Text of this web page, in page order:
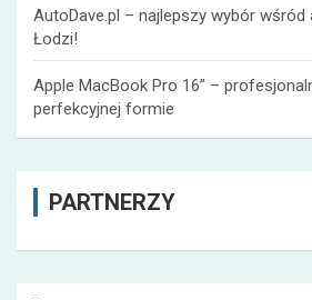
AutoDave.pl – najlepszy wybór
Łodzi!
Apple MacBook Pro 16” –
perfekcyjnej formie
PARTNERZY